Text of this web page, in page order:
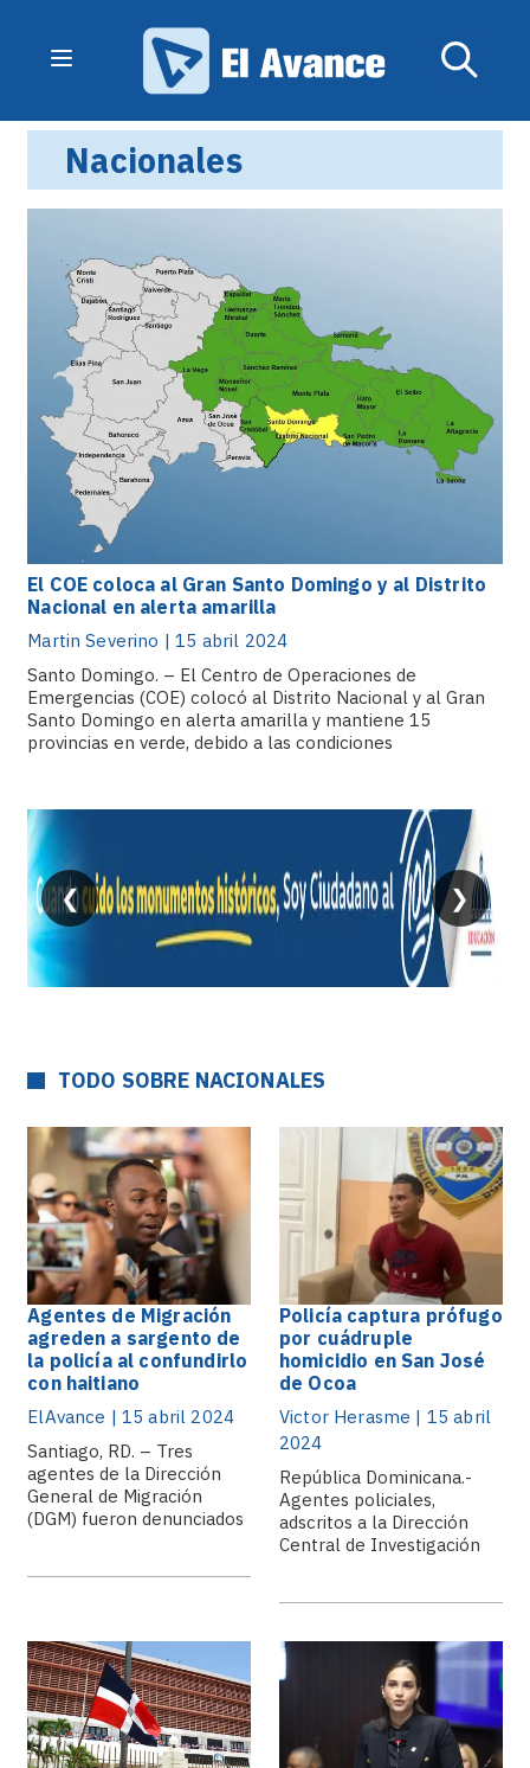
Nacionales
El COE coloca al Gran Santo Domingo y al Distrito
Nacional en alerta amarilla
Martin Severino | 15 abril 2024
Santo Domingo. – El Centro de Operaciones de
Emergencias (COE) colocó al Distrito Nacional y al Gran
Santo Domingo en alerta amarilla y mantiene 15
provincias en verde, debido a las condiciones
❮ ❯
TODO SOBRE NACIONALES
Agentes de Migración
agreden a sargento de
la policía al confundirlo
con haitiano
ElAvance | 15 abril 2024
Santiago, RD. – Tres
agentes de la Dirección
General de Migración
(DGM) fueron denunciados
Policía captura prófugo
por cuádruple
homicidio en San José
de Ocoa
Victor Herasme | 15 abril
2024
República Dominicana.-
Agentes policiales,
adscritos a la Dirección
Central de Investigación